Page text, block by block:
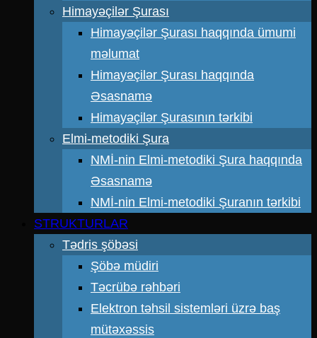
Himayəçilər Şurası
Himayəçilər Şurası haqqında ümumi
məlumat
Himayəçilər Şurası haqqında
Əsasnamə
Himayəçilər Şurasının tərkibi
Elmi-metodiki Şura
NMİ-nin Elmi-metodiki Şura haqqında
Əsasnamə
NMİ-nin Elmi-metodiki Şuranın tərkibi
STRUKTURLAR
Tədris şöbəsi
Şöbə müdiri
Təcrübə rəhbəri
Elektron təhsil sistemləri üzrə baş
mütəxəssis